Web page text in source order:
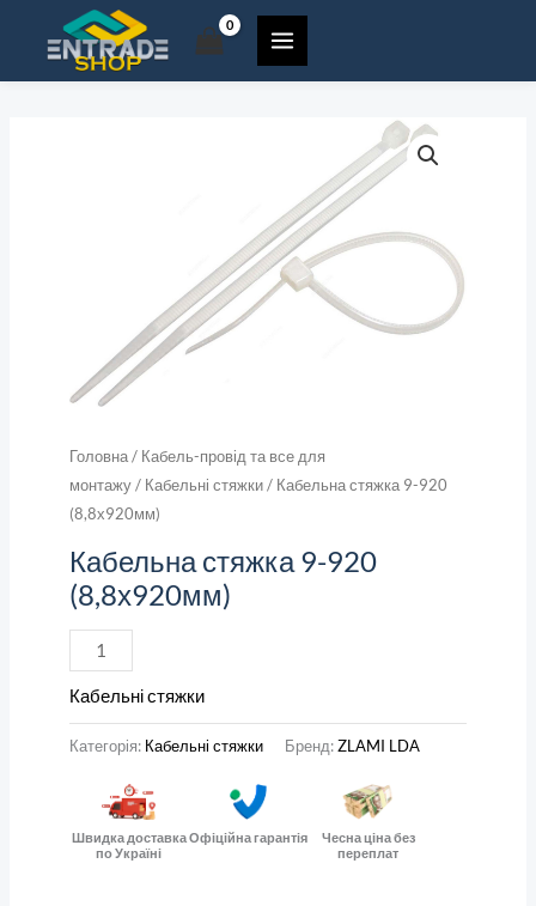
вмісту
Головна/ Кабель-провід та все для
монтажу/ Кабельні стяжки/ Кабельна стяжка 9-920
(8,8х920мм)
Кабельна стяжка 9-920
(8,8х920мм)
Кабельні стяжки
Категорія: Кабельні стяжки Бренд:ZLAMI LDA
Швидка доставка
по Україні
Офіційна гарантія
Чесна ціна без
переплат
920
(8,8х920мм)